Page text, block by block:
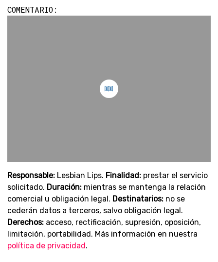
COMENTARIO:
Responsable: Lesbian Lips. Finalidad: prestar el servicio
solicitado. Duración: mientras se mantenga la relación
comercial u obligación legal. Destinatarios: no se
cederán datos a terceros, salvo obligación legal.
Derechos: acceso, rectificación, supresión, oposición,
limitación, portabilidad. Más información en nuestra
política de privacidad.